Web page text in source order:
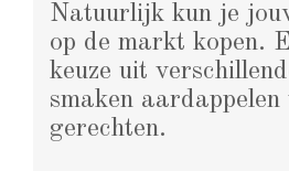
Natuurlijk kun je
op de markt kopen.
keuze uit
smaken
gerechten.